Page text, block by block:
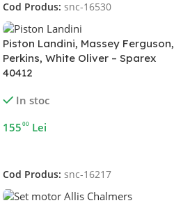
Cod Produs: snc-16530
Piston Landini, Massey Ferguson,
Perkins, White Oliver – Sparex
40412
In stoc
15500 Lei
Cod Produs: snc-16217